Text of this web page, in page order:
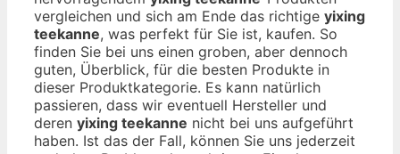
vergleichen und sich am Ende das richtige yixing
teekanne, was perfekt für Sie ist, kaufen. So
finden Sie bei uns einen groben, aber dennoch
guten, Überblick, für die besten Produkte in
dieser Produktkategorie. Es kann natürlich
passieren, dass wir eventuell Hersteller und
deren yixing teekanne nicht bei uns aufgeführt
haben. Ist das der Fall, können Sie uns jederzeit